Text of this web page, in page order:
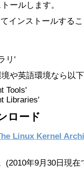
ールします。
インストールする
リ'
や英語環境なら以
Tools'
Libraries'
ロード
Linux Kernel
(2010年9月30日現在